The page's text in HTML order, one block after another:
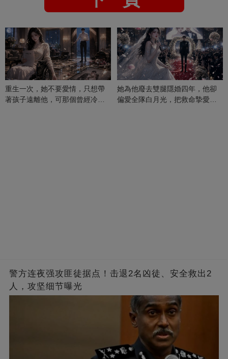
重生一次，她不要愛情，只想帶
著孩子遠離他，可那個曾經冷漠
她為他廢去雙腿隱婚四年，他卻
偏愛全隊白月光，把救命摯愛當
警方连夜强攻匪徒据点！击退2名凶徒、安全救出2
人，攻坚细节曝光